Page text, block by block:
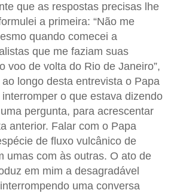
que as respostas precisas lhe
a primeira: “Não me
quando comecei a
que me faziam suas
voo de volta do Rio de Janeiro”,
longo desta entrevista o Papa
o que estava dizendo
pergunta, para acrescentar
anterior. Falar com o Papa
de fluxo vulcânico de
umas com às outras. O ato de
em mim a desagradável
uma conversa